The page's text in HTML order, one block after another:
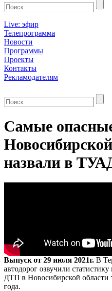
Live: эфир
Телепрограмма
Новости
Программы
Проекты
Контакты
Рекламодателям
Самые
назвали в
Выпуск от 29 июля 2021г. В
автодорог озвучили
ДТП в Новосибирской области
года.